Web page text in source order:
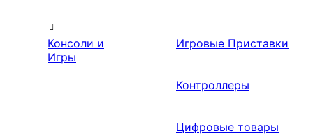
Консоли и
Игры
Игровые Приставки
Контроллеры
Цифровые товары